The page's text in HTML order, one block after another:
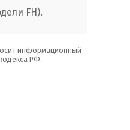
FH).
информационный
РФ.